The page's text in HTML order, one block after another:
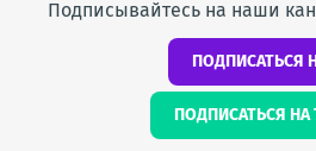
Подписывайтесь на наши
ПОДПИСАТЬСЯ
ПОДПИСАТЬСЯ НА